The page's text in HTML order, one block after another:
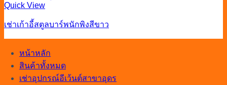
Quick View
เช่าเก้าอี้สตูลบาร์พนักพิงสีขาว
หน้าหลัก
สินค้าทั้งหมด
เช่าอุปกรณ์อีเว้นต์สาขาอุดร